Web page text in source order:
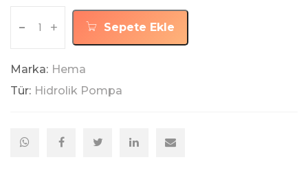
- + Sepete Ekle
Marka: Hema
Tür: Hidrolik Pompa